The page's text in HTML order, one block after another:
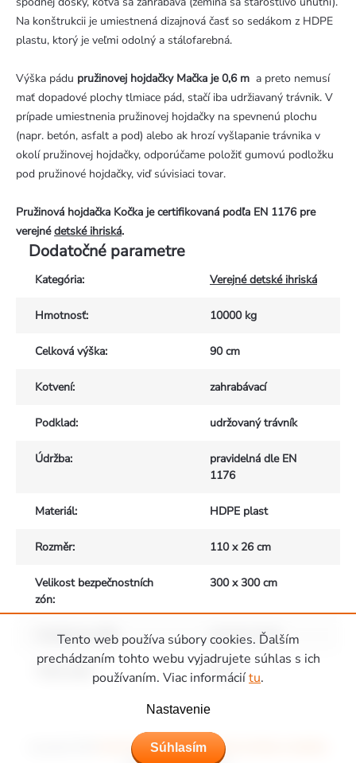
Tento web používa súbory cookies. Ďalším
prechádzaním tohto webu vyjadrujete súhlas s ich
používaním. Viac informáciítu.
Nastavenie
Súhlasím
Na konštrukcii je umiestnená dizajnová časť so sedákom z HDPE
plastu, ktorý je veľmi odolný a stálofarebná.
Výška pádu pružinovej hojdačky Mačka je 0,6 m a preto nemusí
mať dopadové plochy tlmiace pád, stačí iba udržiavaný trávnik. V
prípade umiestnenia pružinovej hojdačky na spevnenú plochu
(napr. betón, asfalt a pod) alebo ak hrozí vyšlapanie trávnika v
okolí pružinovej hojdačky, odporúčame položiť gumovú podložku
pod pružinové hojdačky, viď súvisiaci tovar.
Pružinová hojdačka Kočka je certifikovaná podľa EN 1176 pre
verejnédetské ihriská.
Dodatočné parametre
Kategória: Verejné detské ihriská
Hmotnosť: 10000 kg
Celková výška: 90 cm
Kotvení: zahrabávací
Podklad: udržovaný trávník
Údržba:
pravidelná dle EN
1176
Materiál: HDPE plast
Rozměr: 110 x 26 cm
Velikost bezpečnostních
zón:
300 x 300 cm
Vhodné pro děti: od 3 do 12 let
56 cm
Ihriská Piccolino - Detské ihriská, domčeky a hojdačky